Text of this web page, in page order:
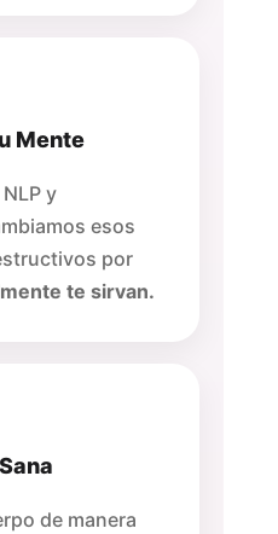
Mente
y
esos
por
te sirvan.
de manera